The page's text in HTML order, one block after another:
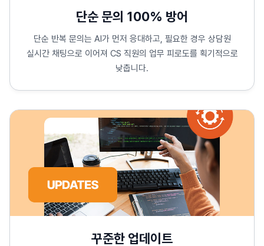
단순 문의 100% 방어
단순 반복 문의는 AI가 먼저 응대하고, 필요한 경우 상담원
실시간 채팅으로 이어져 CS 직원의 업무 피로도를 획기적으로
낮춥니다.
꾸준한 업데이트